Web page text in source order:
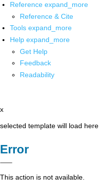
Reference expand_more
Reference & Cite
Tools expand_more
Help expand_more
Get Help
Feedback
Readability
x
selected template will load here
Error
This action is not available.